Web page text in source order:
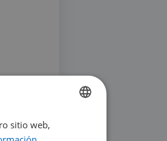
ENGLISH
sitio web,